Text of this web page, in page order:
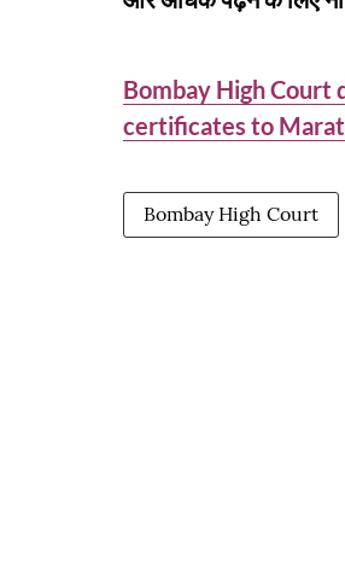
Bombay High Court
certificates to
Bombay High Court